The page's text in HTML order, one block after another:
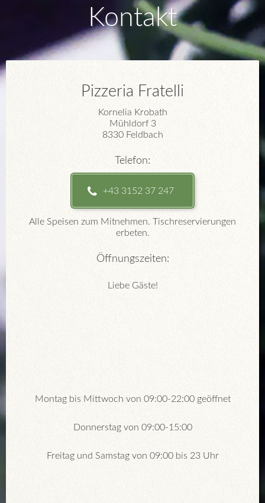
Kontakt
Pizzeria Fratelli
Kornelia Krobath
Mühldorf 3
8330 Feldbach
Telefon:
+43 3152 37 247
Alle Speisen zum Mitnehmen. Tischreservierungen
erbeten.
Öffnungszeiten:
Liebe Gäste!
Montag bis Mittwoch von 09:00-22:00 geöffnet
Donnerstag von 09:00-15:00
Freitag und Samstag von 09:00 bis 23 Uhr